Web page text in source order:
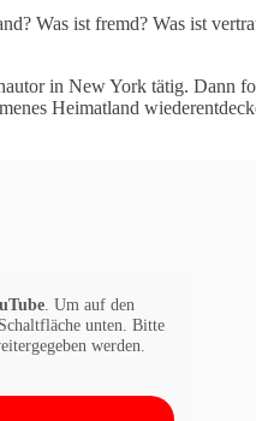
Was ist fremd? Was ist
in New York tätig. Dann
Heimatland
. Um auf den
unten. Bitte
werden.